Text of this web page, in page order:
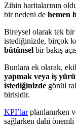
Zihin haritalarının
bir nedeni de hemen
Bireysel olarak tek
istediğinizde, birçok
bütünsel bir bakış
Bunlara ek olarak,
yapmak veya iş
istediğinizde gönül
birisidir.
KPI’larplanlanırken
sağlarken dahi